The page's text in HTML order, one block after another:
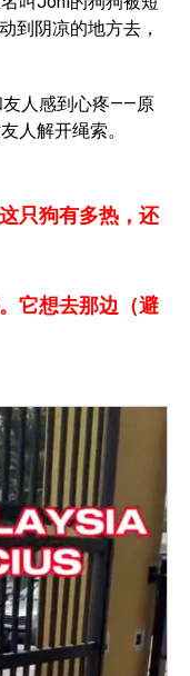
到阴凉的地方去，
友人感到心疼——原
人解开绳索。
只狗有多热，还
它想去那边（避